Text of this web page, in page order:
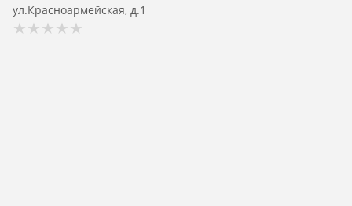
ул.Красноармейская, д.1